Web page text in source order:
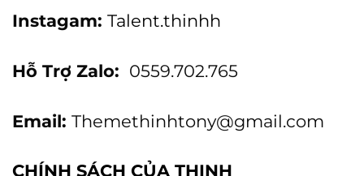
Instagam: Talent.thinhh
Hỗ Trợ Zalo: 0559.702.765
Email: Themethinhtony@gmail.com
CHÍNH SÁCH CỦA THỊNH